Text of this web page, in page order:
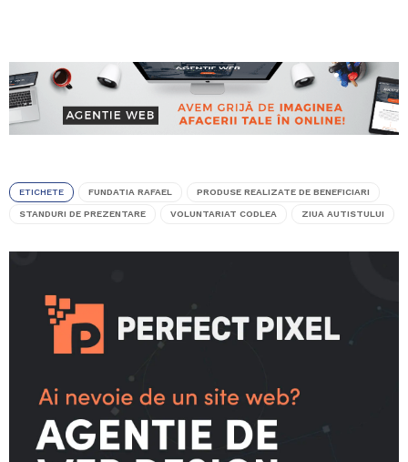
ETICHETE FUNDATIA RAFAEL PRODUSE REALIZATE DE BENEFICIARI
STANDURI DE PREZENTARE VOLUNTARIAT CODLEA ZIUA AUTISTULUI